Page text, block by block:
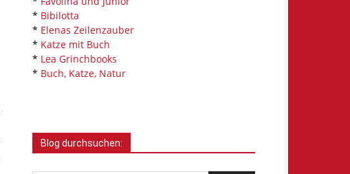
* Bibilotta
* Elenas Zeilenzauber
* Katze mit Buch
* Lea Grinchbooks
* Buch, Katze, Natur
Blog durchsuchen: